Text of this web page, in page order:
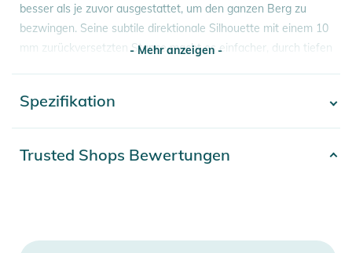
besser als je zuvor ausgestattet, um den ganzen Berg zu
bezwingen. Seine subtile direktionale Silhouette mit einem 10
mm zurückversetzten Stance macht es einfacher, durch tiefen
im Park drehen willst. Zusammen mit dem ollie-freundlichen
Flex ist das Venus ein preisgünstiges Quiver-of-One für
Weg kommt.Das CamRock-Profil des Venus kombiniert eine
macht.Pop Carbon-Einlagen an beiden Enden des Boards
- Mehr anzeigen -
Spezifikation
Trusted Shops Bewertungen